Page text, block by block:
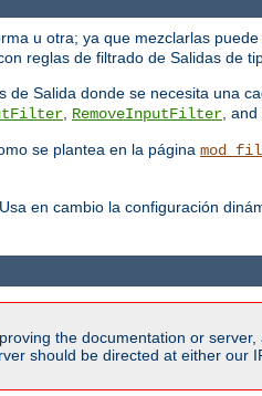
u otra; ya que mezclarlas
reglas de filtrado de Salidas de
Salida donde se necesita una
RemoveInputFilter , and
se plantea en la página
en cambio la configuración
the documentation or
should be directed at either our